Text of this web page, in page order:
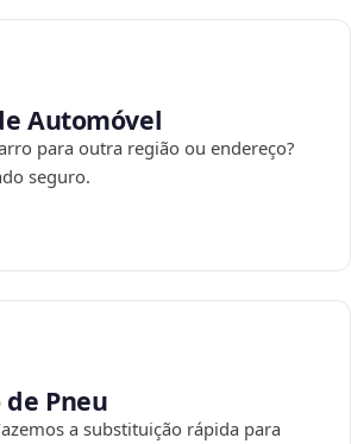
Automóvel
para outra região ou endereço?
seguro.
Pneu
a substituição rápida para